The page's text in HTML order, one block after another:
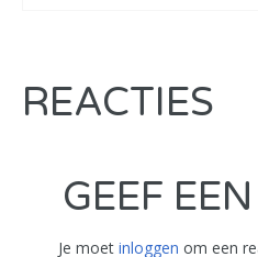
REACTIES
GEEF
Je moet inloggen om een